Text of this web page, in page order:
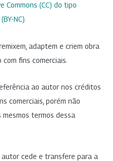
Commons (CC) do tipo
NC)
adaptem e criem obra
fins comerciais.
ao autor nos créditos
comerciais, porém não
termos dessa
autor cede e transfere para a